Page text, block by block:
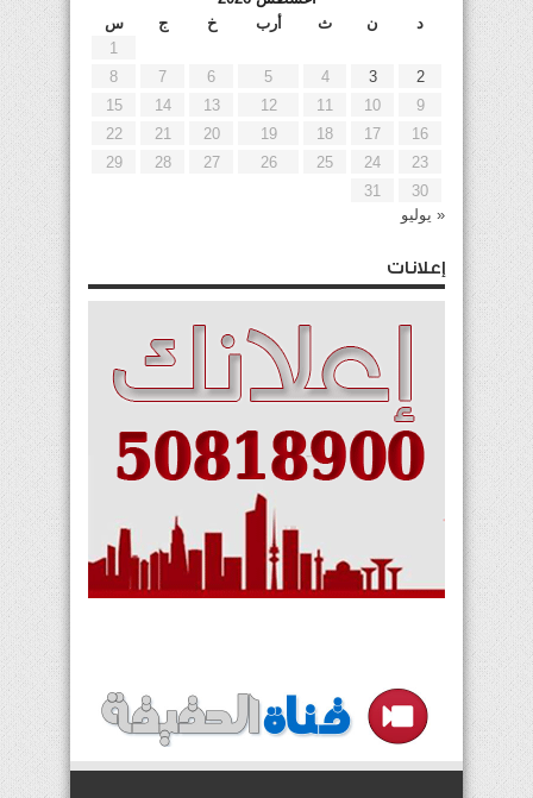
د
ن ث أرب خ ج
س
1
2
3
4
5
6
7
8
9
10
11
12
13
14
15
16
17
18
19
20
21
22
23
24
25
26
27
28
29
30
31
« يوليو
إعلانات